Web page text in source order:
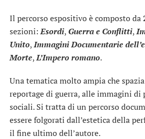
Il percorso espositivo è composto da
sezioni:Esordi, Guerra e Conflitti,
Unito,Immagini Documentarie
Morte,L’Impero romano.
Una tematica molto ampia che
reportage di guerra, alle immagini
sociali. Si tratta di un percorso
essere folgorati dall’estetica della
il fine ultimo dell’autore.